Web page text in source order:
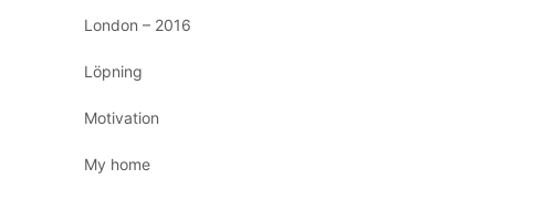
London – 2016
Löpning
Motivation
My home